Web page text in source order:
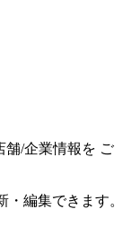
舗/企業情報を ご
編集できます。